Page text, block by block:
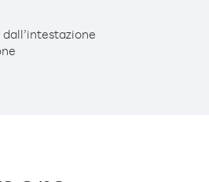
dall’intestazione